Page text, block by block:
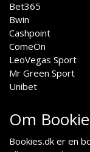
Bet365
Bwin
Cashpoint
ComeOn
LeoVegas Sport
Mr Green Sport
Unibet
Om
Bookies.dk er en